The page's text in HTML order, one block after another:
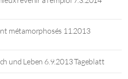
métamorphosés 11.2013
und Leben 6.9.2013 Tageblatt